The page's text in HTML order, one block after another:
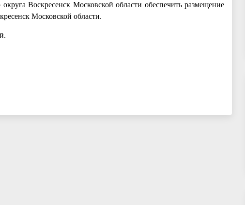
Воскресенск Московской области обеспечить размещение
Московской области.